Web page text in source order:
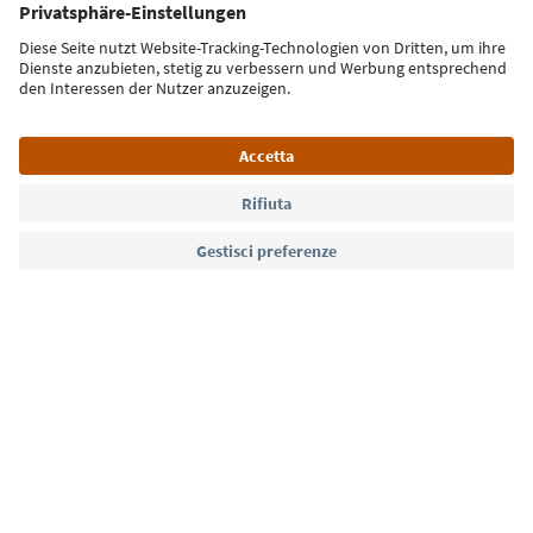
Iscriviti alla newsletter